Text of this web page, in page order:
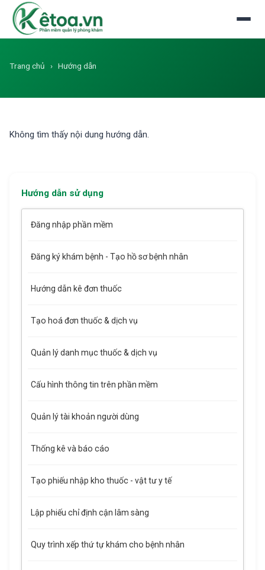
Trang chủ › Hướng dẫn
Không tìm thấy nội dung hướng dẫn.
Hướng dẫn sử dụng
Đăng nhập phần mềm
Đăng ký khám bệnh - Tạo hồ sơ bệnh nhân
Hướng dẫn kê đơn thuốc
Tạo hoá đơn thuốc & dịch vụ
Quản lý danh mục thuốc & dịch vụ
Cấu hình thông tin trên phần mềm
Quản lý tài khoản người dùng
Thống kê và báo cáo
Tạo phiếu nhập kho thuốc - vật tư y tế
Lập phiếu chỉ định cận lâm sàng
Quy trình xếp thứ tự khám cho bệnh nhân